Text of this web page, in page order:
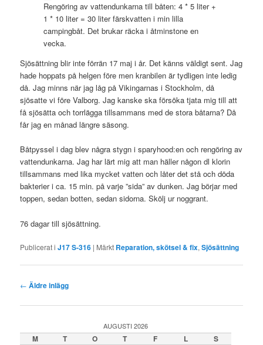
Rengöring av vattendunkarna till båten: 4 * 5 liter +
1 * 10 liter = 30 liter färskvatten i min lilla
campingbåt. Det brukar räcka i åtminstone en
vecka.
Sjösättning blir inte förrän 17 maj i år. Det känns väldigt sent. Jag
hade hoppats på helgen före men kranbilen är tydligen inte ledig
då. Jag minns när jag låg på Vikingarnas i Stockholm, då
sjösatte vi före Valborg. Jag kanske ska försöka tjata mig till att
få sjösätta och torrlägga tillsammans med de stora båtarna? Då
får jag en månad längre säsong.
Båtpyssel i dag blev några stygn i sparyhood:en och rengöring av
vattendunkarna. Jag har lärt mig att man häller någon dl klorin
tillsammans med lika mycket vatten och låter det stå och döda
bakterier i ca. 15 min. på varje ”sida” av dunken. Jag börjar med
toppen, sedan botten, sedan sidorna. Skölj ur noggrant.
76 dagar till sjösättning.
Publicerat i J17 S-316 | Märkt Reparation, skötsel & fix,Sjösättning
Inläggsnavigering
← Äldre inlägg
AUGUSTI 2026
M T O T F L
S